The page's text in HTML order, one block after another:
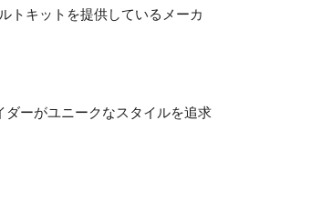
トキットを提供しているメーカ
ーがユニークなスタイルを追求